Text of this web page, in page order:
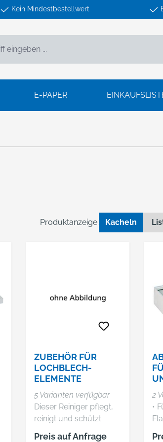
Kein Mindestbestellwert
E-PAPER
Produktanzeige: Kacheln
ZUBEHÖR FÜR
LOCHBLECH-
ELEMENTE
5 Varianten verfügbar
Dieser Reiniger pflegt,
reinigt und schützt
Edelstahlflächen. Die
Preis auf Anfrage
2
•